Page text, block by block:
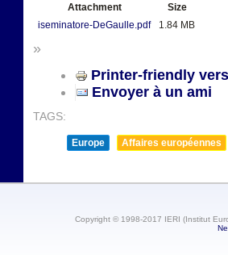
Attachment
Size
iseminatore-DeGaulle.pdf
1.84 MB
»
Printer-friendly
Envoyer à un ami
TAGS:
Europe Affaires européennes
Copyright © 1998-2017 IERI (Institut